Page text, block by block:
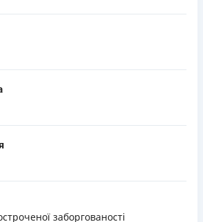
заборгованості